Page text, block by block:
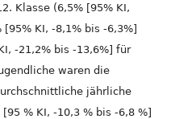
Klasse (6,5% [95% KI,
KI, -8,1% bis -6,3%]
-21,2% bis -13,6%] für
waren die
jährliche
% KI, -10,3 % bis -6,8 %]